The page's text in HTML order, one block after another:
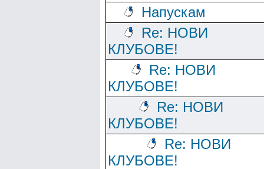
Напускам
Re: НОВИ
КЛУБОВЕ!
Re: НОВИ
КЛУБОВЕ!
Re: НОВИ
КЛУБОВЕ!
Re: НОВИ
КЛУБОВЕ!